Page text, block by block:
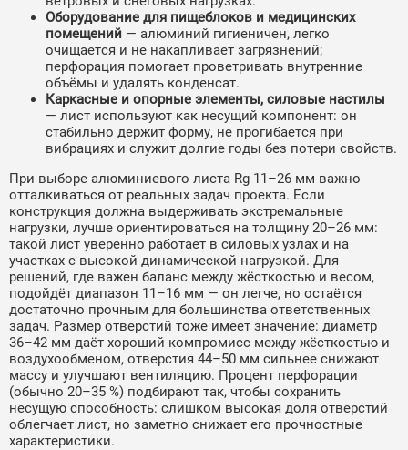
Оборудование для пищеблоков и медицинских
помещений — алюминий гигиеничен, легко
очищается и не накапливает загрязнений;
перфорация помогает проветривать внутренние
объёмы и удалять конденсат.
Каркасные и опорные элементы, силовые настилы
— лист используют как несущий компонент: он
стабильно держит форму, не прогибается при
вибрациях и служит долгие годы без потери свойств.
При выборе алюминиевого листа Rg 11–26 мм важно
отталкиваться от реальных задач проекта. Если
конструкция должна выдерживать экстремальные
нагрузки, лучше ориентироваться на толщину 20–26 мм:
такой лист уверенно работает в силовых узлах и на
участках с высокой динамической нагрузкой. Для
решений, где важен баланс между жёсткостью и весом,
подойдёт диапазон 11–16 мм — он легче, но остаётся
достаточно прочным для большинства ответственных
задач. Размер отверстий тоже имеет значение: диаметр
36–42 мм даёт хороший компромисс между жёсткостью и
воздухообменом, отверстия 44–50 мм сильнее снижают
массу и улучшают вентиляцию. Процент перфорации
(обычно 20–35 %) подбирают так, чтобы сохранить
несущую способность: слишком высокая доля отверстий
облегчает лист, но заметно снижает его прочностные
характеристики.